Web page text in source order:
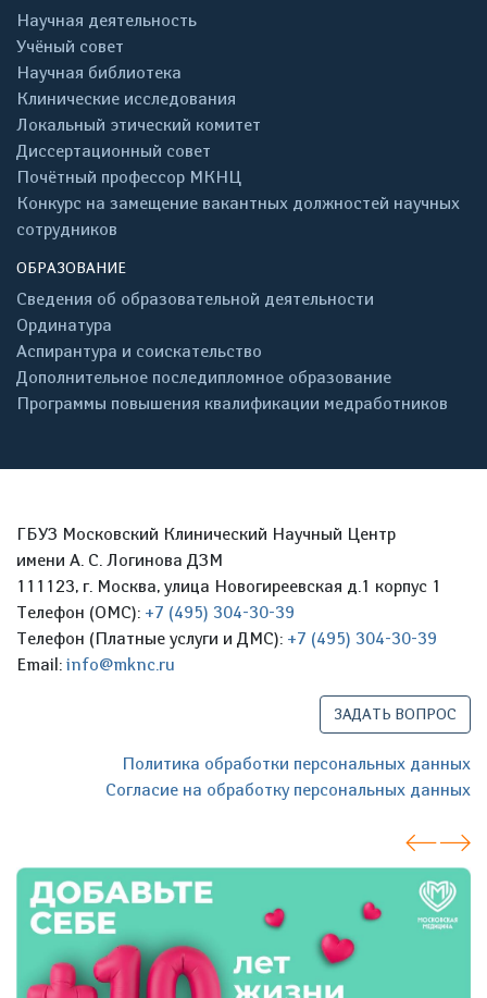
Научная деятельность
Учёный совет
Научная библиотека
Клинические исследования
Локальный этический комитет
Диссертационный совет
Почётный профессор МКНЦ
Конкурс на замещение вакантных должностей научных
сотрудников
ОБРАЗОВАНИЕ
Сведения об образовательной деятельности
Ординатура
Аспирантура и соискательство
Дополнительное последипломное образование
Программы повышения квалификации медработников
ГБУЗ Московский Клинический Научный Центр
имени А. С. Логинова ДЗМ
111123, г. Москва, улица Новогиреевская д.1 корпус 1
Телефон (ОМС): +7 (495) 304-30-39
Телефон (Платные услуги и ДМС): +7 (495) 304-30-39
Email: info@mknc.ru
ЗАДАТЬ ВОПРОС
Политика обработки персональных данных
Согласие на обработку персональных данных